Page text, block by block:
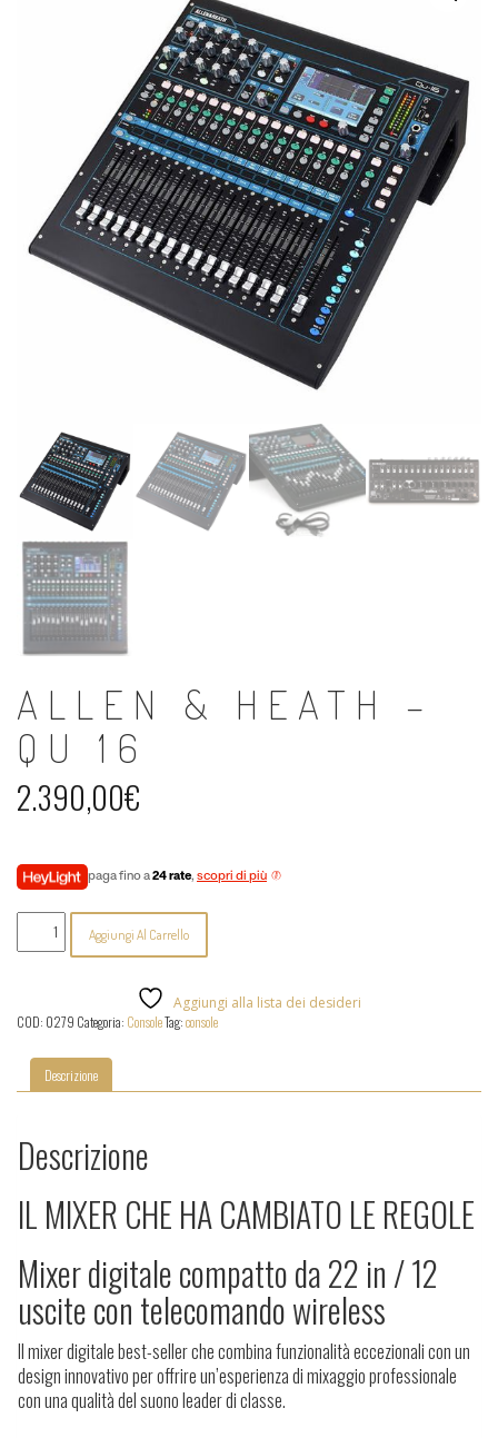
ALLEN & HEATH –
QU 16
2.390,00€
paga fino a24 rate, scopri di più
Heath
16
quantità
Aggiungi Al Carrello
Aggiungi alla lista dei desideri
COD: 0279 Categoria: ConsoleTag:console
Descrizione
Descrizione
IL MIXER CHE HA CAMBIATO LE REGOLE
Mixer digitale compatto da 22 in / 12
uscite con telecomando wireless
Il mixer digitale best-seller che combina funzionalità eccezionali con un
design innovativo per offrire un’esperienza di mixaggio professionale
con una qualità del suono leader di classe.